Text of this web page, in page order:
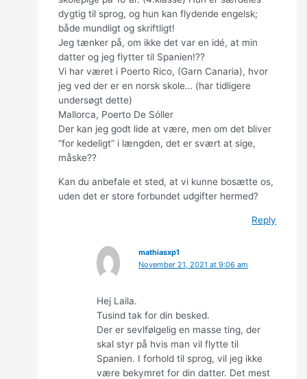
dygtig til sprog, og hun kan flydende engelsk;
både mundligt og skriftligt!
Jeg tænker på, om ikke det var en idé, at min
datter og jeg flytter til Spanien!??
Vi har været i Poerto Rico, (Garn Canaria), hvor
jeg ved der er en norsk skole… (har tidligere
undersøgt dette)
Mallorca, Poerto De Sóller
Der kan jeg godt lide at være, men om det bliver
“for kedeligt” i længden, det er svært at sige,
måske??
Kan du anbefale et sted, at vi kunne bosætte os,
uden det er store forbundet udgifter hermed?
Reply
mathiasxp1
November 21, 2021 at 9:06 am
Hej Laila.
Tusind tak for din besked.
Der er sevlfølgelig en masse ting, der
skal styr på hvis man vil flytte til
Spanien. I forhold til sprog, vil jeg ikke
være bekymret for din datter. Det mest